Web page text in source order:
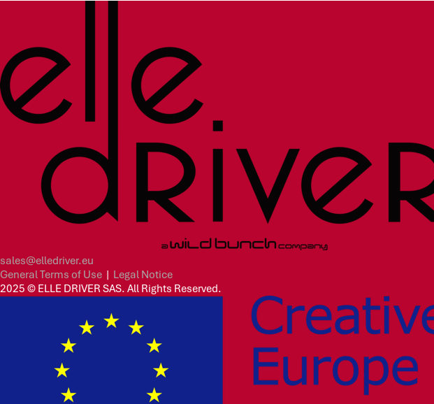
sales@elledriver.eu
General Terms of Use | Legal Notice
2025 © ELLE DRIVER SAS. All Rights Reserved.